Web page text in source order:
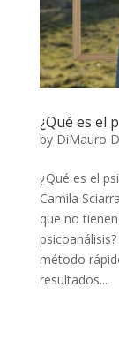
¿Qué es el
by DiMauro
¿Qué es el
Camila
que no
método
resultados...